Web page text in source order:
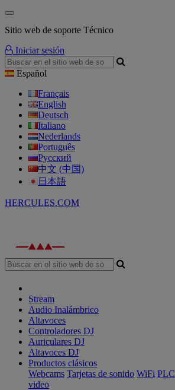
Sitio web de soporte Técnico
Iniciar sesión
Español
Français
English
Deutsch
Italiano
Nederlands
Português
Русский
中文 (中国)
日本語
HERCULES.COM
Stream
Audio Inalámbrico
Altavoces
Controladores DJ
Auriculares DJ
Altavoces DJ
Productos clásicos
Webcams Tarjetas de sonido WiFi PLC
video